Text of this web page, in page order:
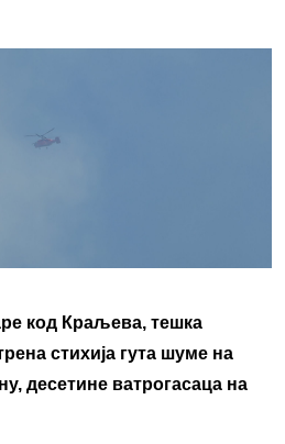
код Краљева, тешка
стихија гута шуме на
десетине ватрогасаца на